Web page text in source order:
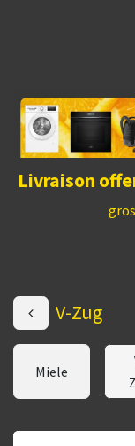
Livraison
V-Zug
Miele